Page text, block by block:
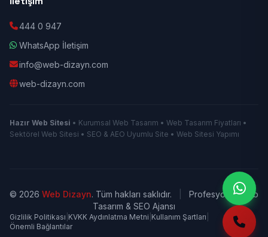
444 0 947
WhatsApp İletişim
info@web-dizayn.com
web-dizayn.com
Hazır Web Sitesi • Kurumsal Web Tasarım • Web Tasarım Fiyatları •
Sektörel Web Sitesi • SEO & AEO Uyumlu Site • Web Sitesi Yapımı
© 2026 Web Dizayn. Tüm hakları saklıdır.
Profesyonel Web
Tasarım & SEO Ajansı
Gizlilik Politikası KVKK Aydınlatma Metni Kullanım Şartları
Önemli Bağlantılar